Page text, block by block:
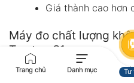
Giá thành cao hơn
Máy đo chất lượng
Temtop S1
Temtop S1 là máy đo
Trang chủ Danh mục Tư